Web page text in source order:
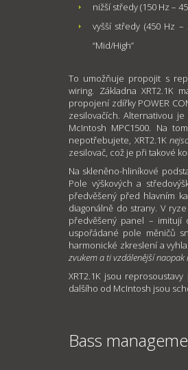
nižší středy (150 Hz –
vyšší středy (450 Hz
“Mid/High”
To umožňuje propojit s
wiring. Základna XRT2.1K
propojení zdířky POWER
zesilovačích. Alternativou
McIntosh MPC1500. Na
nepotřebujete, XRT2.1K
zesilovač, což je při takové
Na skleněno-hliníkové
Pole výškových a
předvěšený před hlavním
diagonálně do strany. V
předvěšený panel – imitují
uspořádané pole měničů
harmonické zkreslení a
zvukem a ti vzdálenější
XRT2.1K jsou
dalšího od McIntosh jsou
Bass